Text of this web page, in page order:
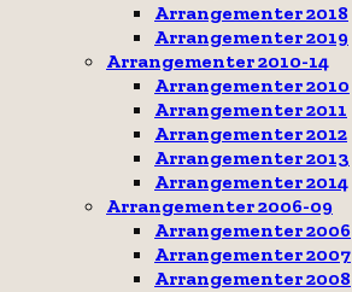
Arrangementer 2018
Arrangementer 2019
Arrangementer 2010-14
Arrangementer 2010
Arrangementer 2011
Arrangementer 2012
Arrangementer 2013
Arrangementer 2014
Arrangementer 2006-09
Arrangementer 2006
Arrangementer 2007
Arrangementer 2008